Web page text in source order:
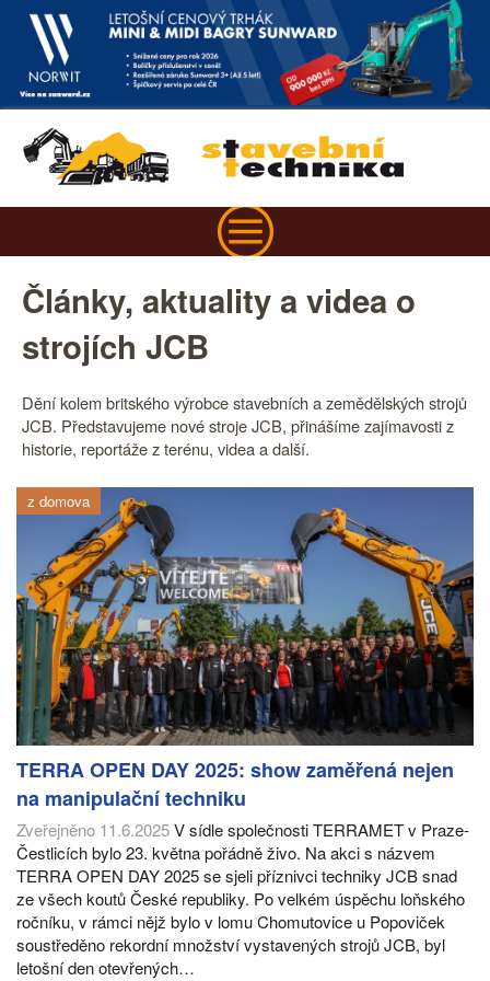
Články, aktuality a videa o
strojích JCB
Dění kolem britského výrobce stavebních a zemědělských strojů
JCB. Představujeme nové stroje JCB, přinášíme zajímavosti z
historie, reportáže z terénu, videa a další.
z domova
TERRA OPEN DAY 2025: show zaměřená nejen
na manipulační techniku
Zveřejněno 11.6.2025V sídle společnosti TERRAMET v Praze-
Čestlicích bylo 23. května pořádně živo. Na akci s názvem
TERRA OPEN DAY 2025 se sjeli příznivci techniky JCB snad
ze všech koutů České republiky. Po velkém úspěchu loňského
ročníku, v rámci nějž bylo v lomu Chomutovice u Popoviček
soustředěno rekordní množství vystavených strojů JCB, byl
letošní den otevřených…